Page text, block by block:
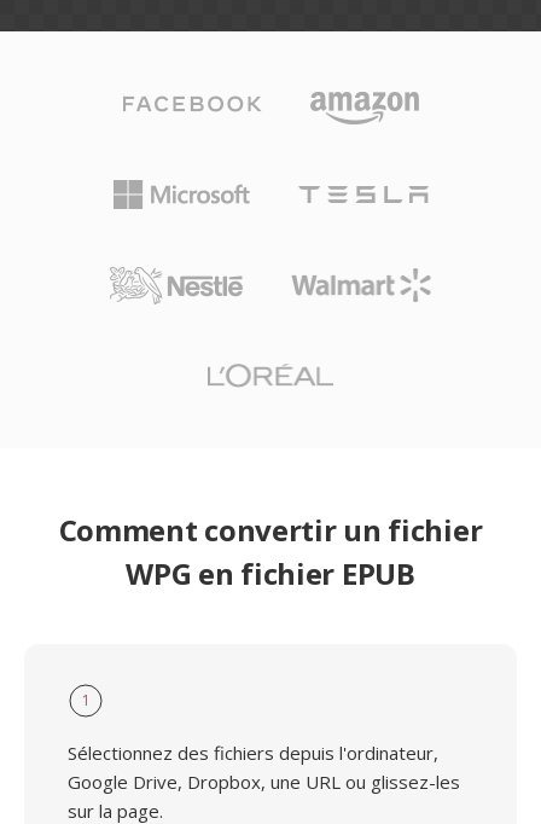
Comment convertir un fichier
WPG en fichier EPUB
1
Sélectionnez des fichiers depuis l'ordinateur,
Google Drive, Dropbox, une URL ou glissez-les
sur la page.